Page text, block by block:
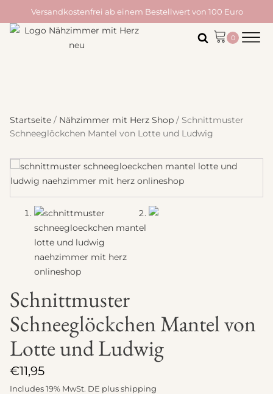
Versandkostenfrei ab einem Bestellwert von 100 Euro
Startseite / Nähzimmer mit Herz Shop / Schnittmuster
Schneeglöckchen Mantel von Lotte und Ludwig
Schnittmuster
Schneeglöckchen Mantel von
Lotte und Ludwig
€11,95
Includes 19% MwSt. DE plusshipping